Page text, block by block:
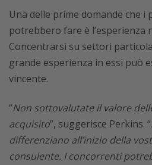
Una delle prime domande che i
potrebbero fare è l’esperienza
Concentrarsi su settori
grande esperienza in essi può
vincente.
“Non sottovalutate il valore
acquisito”, suggerisce Perkins. “
differenziano all’inizio della
consulente. I concorrenti